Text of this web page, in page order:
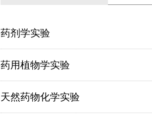
药剂学实验
药用植物学实验
天然药物化学实验